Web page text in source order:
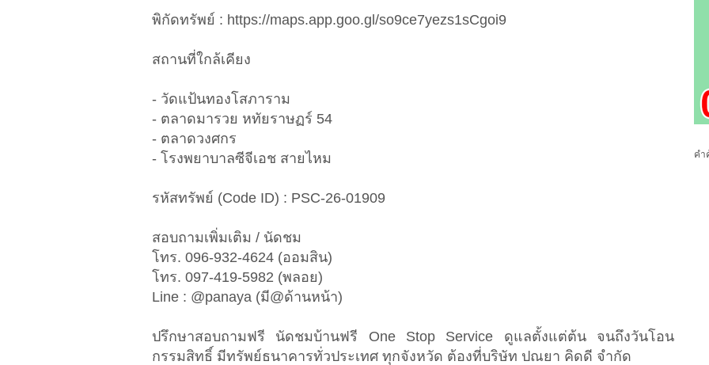
พิกัดทรัพย์ : https://maps.app.goo.gl/so9ce7yezs1sCgoi9
สถานที่ใกล้เคียง
- วัดแป้นทองโสภาราม
- ตลาดมารวย หทัยราษฏร์ 54
- ตลาดวงศกร
- โรงพยาบาลซีจีเอช สายไหม
รหัสทรัพย์ (Code ID) : PSC-26-01909
สอบถามเพิ่มเติม / นัดชม
โทร. 096-932-4624 (ออมสิน)
โทร. 097-419-5982 (พลอย)
Line : @panaya (มี@ด้านหน้า)
ปรึกษาสอบถามฟรี นัดชมบ้านฟรี One Stop Service ดูแลตั้งแต่ต้น จนถึงวันโอน
กรรมสิทธิ์ มีทรัพย์ธนาคารทั่วประเทศ ทุกจังหวัด ต้องที่บริษัท ปณยา คิดดี จำกัด
คำ